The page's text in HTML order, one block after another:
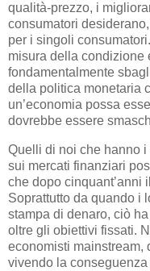
qualità-prezzo, i
consumatori
per i singoli
misura della condizione
fondamentalmente
della politica monetaria
un’economia possa
dovrebbe essere
Quelli di noi che hanno
sui mercati finanziari
che dopo cinquant’anni
Soprattutto da quando i
stampa di denaro, ciò
oltre gli obiettivi fissati.
economisti mainstream,
vivendo la